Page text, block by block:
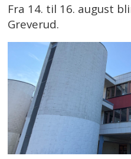
Fra 14. til 16. august
Greverud.